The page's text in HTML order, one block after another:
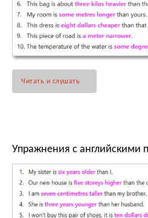
Читать и слушать
Упражнения с английскими